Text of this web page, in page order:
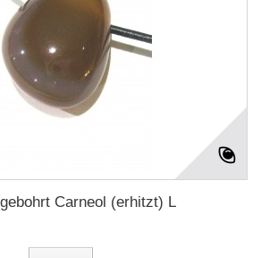
Carneol (erhitzt) L